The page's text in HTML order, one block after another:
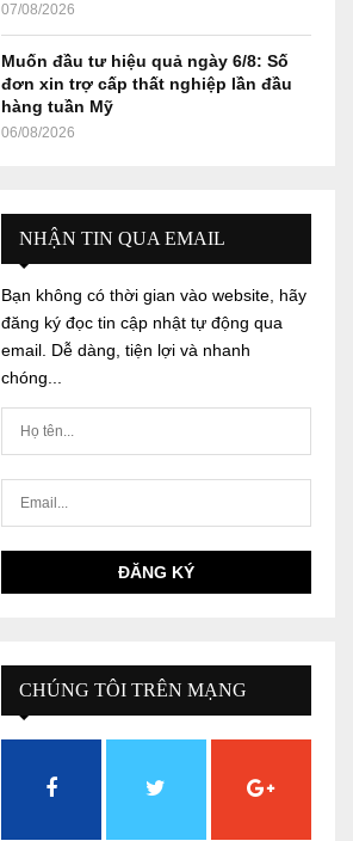
07/08/2026
Muốn đầu tư hiệu quả ngày 6/8: Số
đơn xin trợ cấp thất nghiệp lần đầu
hàng tuần Mỹ
06/08/2026
NHẬN TIN QUA EMAIL
Bạn không có thời gian vào website, hãy
đăng ký đọc tin cập nhật tự động qua
email. Dễ dàng, tiện lợi và nhanh
chóng...
CHÚNG TÔI TRÊN MẠNG
XÃ HỘI